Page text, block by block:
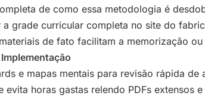
de como essa metodologia é
grade curricular completa no site do
de fato facilitam a memorização
e mapas mentais para revisão rápida
evita horas gastas relendo PDFs extensos